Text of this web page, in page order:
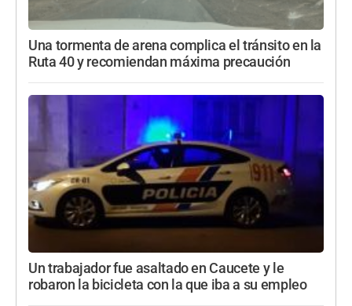
Una tormenta de arena complica el tránsito en la
Ruta 40 y recomiendan máxima precaución
Un trabajador fue asaltado en Caucete y le
robaron la bicicleta con la que iba a su empleo